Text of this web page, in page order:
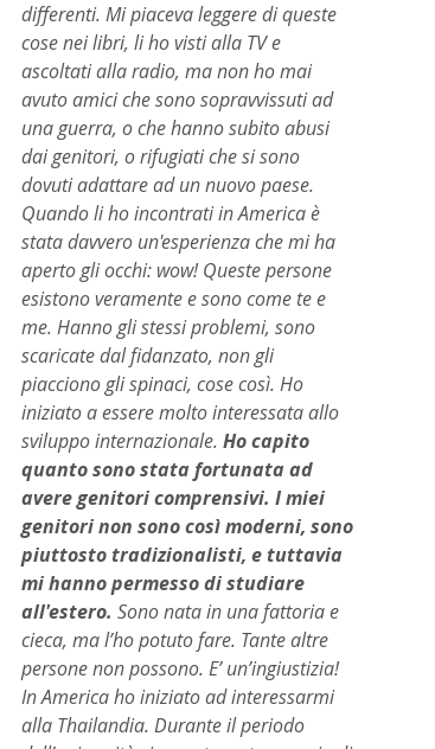
differenti. Mi piaceva leggere di queste
cose nei libri, li ho visti alla TV e
ascoltati alla radio, ma non ho mai
avuto amici che sono sopravvissuti ad
una guerra, o che hanno subito abusi
dai genitori, o rifugiati che si sono
dovuti adattare ad un nuovo paese.
Quando li ho incontrati in America è
stata davvero un'esperienza che mi ha
aperto gli occhi: wow! Queste persone
esistono veramente e sono come te e
me. Hanno gli stessi problemi, sono
scaricate dal fidanzato, non gli
piacciono gli spinaci, cose così. Ho
iniziato a essere molto interessata allo
sviluppo internazionale. Ho capito
quanto sono stata fortunata ad
avere genitori comprensivi. I miei
genitori non sono così moderni, sono
piuttosto tradizionalisti, e tuttavia
mi hanno permesso di studiare
all'estero. Sono nata in una fattoria e
cieca, ma l’ho potuto fare. Tante altre
persone non possono. E’ un’ingiustizia!
In America ho iniziato ad interessarmi
alla Thailandia. Durante il periodo